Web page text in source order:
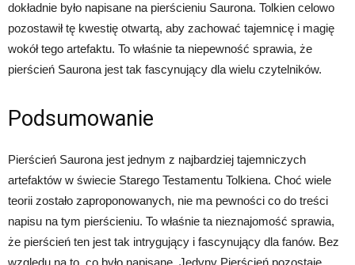
dokładnie było napisane na pierścieniu Saurona. Tolkien celowo
pozostawił tę kwestię otwartą, aby zachować tajemnicę i magię
wokół tego artefaktu. To właśnie ta niepewność sprawia, że
pierścień Saurona jest tak fascynujący dla wielu czytelników.
Podsumowanie
Pierścień Saurona jest jednym z najbardziej tajemniczych
artefaktów w świecie Starego Testamentu Tolkiena. Choć wiele
teorii zostało zaproponowanych, nie ma pewności co do treści
napisu na tym pierścieniu. To właśnie ta nieznajomość sprawia,
że pierścień ten jest tak intrygujący i fascynujący dla fanów. Bez